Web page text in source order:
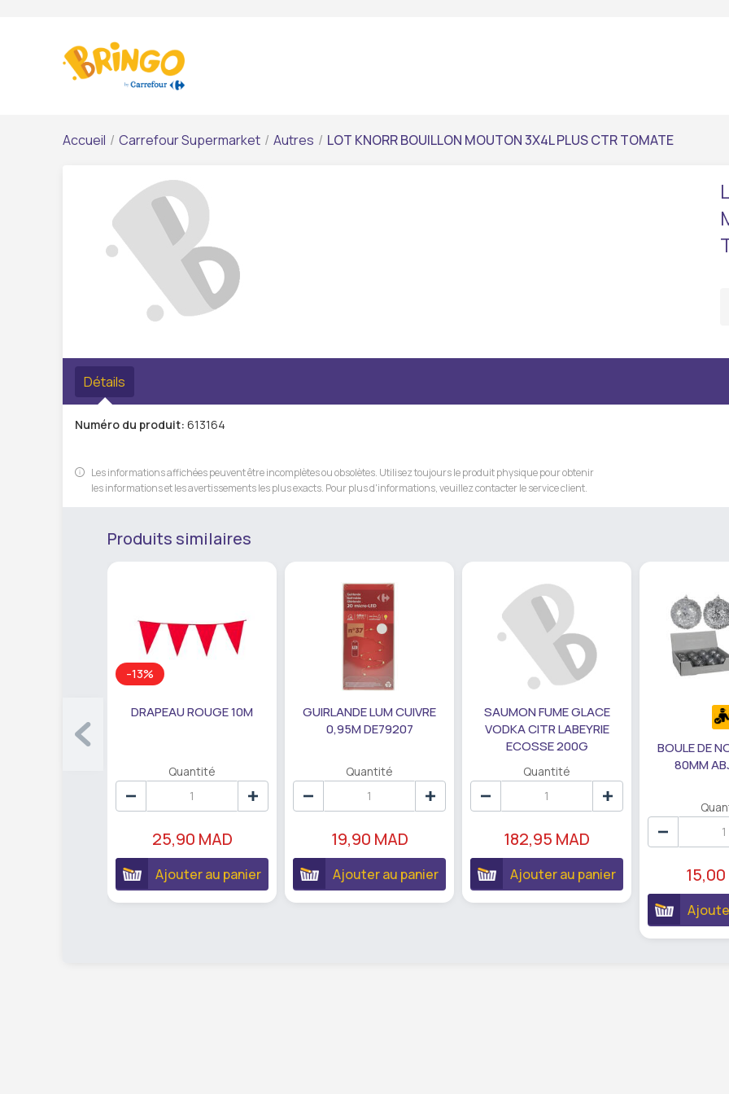
Accueil / Carrefour Supermarket / Autres / LOT KNORR BOUILLON MOUTON 3X4L PLUS CTR TOMATE
Détails
Numéro du produit: 613164
Les informations affichées peuvent être incomplètes ou obsolètes. Utilisez toujours le produit physique pour obtenir
les informations et les avertissements les plus exacts. Pour plus d'informations, veuillez contacter le service client.
Produits similaires
-13%
DRAPEAU ROUGE 10M
Quantité
25,90 MAD
Ajouter au panier
GUIRLANDE LUM CUIVRE
0,95M DE79207
Quantité
19,90 MAD
Ajouter au panier
SAUMON FUME GLACE
VODKA CITR LABEYRIE
ECOSSE 200G
Quantité
182,95 MAD
Ajouter au panier
BOULE DE
80MM